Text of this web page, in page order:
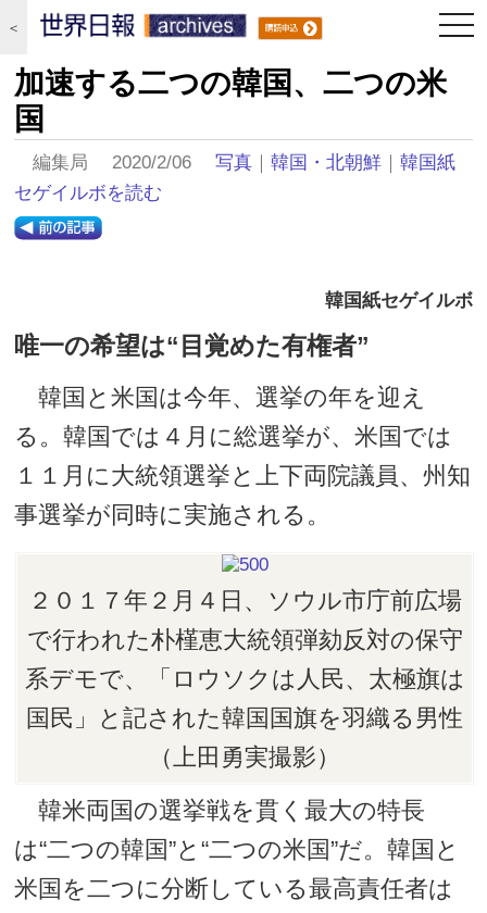
＜
加速する二つの韓国、二つの米
国
編集局 2020/2/06写真 ｜韓国・北朝鮮 ｜韓国紙
セゲイルボを読む
韓国紙セゲイルボ
唯一の希望は“目覚めた有権者”
韓国と米国は今年、選挙の年を迎え
る。韓国では４月に総選挙が、米国では
１１月に大統領選挙と上下両院議員、州知
事選挙が同時に実施される。
２０１７年２月４日、ソウル市庁前広場
で行われた朴槿恵大統領弾劾反対の保守
系デモで、「ロウソクは人民、太極旗は
国民」と記された韓国国旗を羽織る男性
（上田勇実撮影）
韓米両国の選挙戦を貫く最大の特長
は“二つの韓国”と“二つの米国”だ。韓国と
米国を二つに分断している最高責任者は